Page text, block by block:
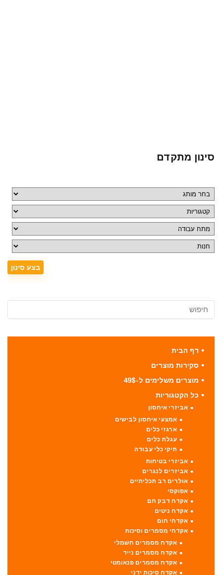
סינון מתקדם
דף הבית
סקירות מוצרים
מוצרים משלימים ל-49$
כל הקטגוריות
אביזרי איחסון
אמצעי איחסון לבישים
ארגזי כלים
עגלת כלים
תיקי כלי עבודה
אביזרי בטיחות
אביזרים לנגרים
אולרים רב תכליתיים
אפוקסי
אקדח דבק חם
אקדח ניטים
אקדחי חום
אקדחי מסמרים וסיכות
אקדח מסמרים חשמלי
אקדח מסמרים נייד
אקדח מסמרים פנאומטי
אקדח סיכות ידני